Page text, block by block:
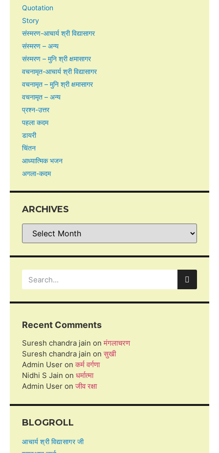
Quotation
Story
संस्मरण-आचार्य श्री विद्यासागर
संस्मरण – अन्य
संस्मरण – मुनि श्री क्षमासागर
वचनामृत-आचार्य श्री विद्यासागर
वचनामृत – मुनि श्री क्षमासागर
वचनामृत – अन्य
प्रश्न-उत्तर
पहला कदम
डायरी
चिंतन
आध्यात्मिक भजन
अगला-कदम
ARCHIVES
Recent Comments
Suresh chandra jain onमंगलाचरण
Suresh chandra jain onसुखी
Admin User onकर्म वर्गणा
Nidhi S Jain on धर्मात्मा
Admin User onजीव रक्षा
BLOGROLL
आचार्य श्री विद्यासागर जी